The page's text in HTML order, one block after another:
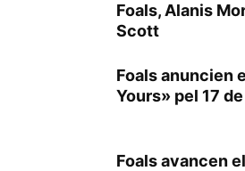
Foals, Alanis
Scott
Foals anuncien
Yours» pel 17
Foals avancen